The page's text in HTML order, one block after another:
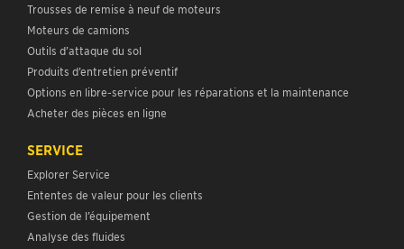
Trousses de remise à neuf de moteurs
Moteurs de camions
Outils d’attaque du sol
Produits d’entretien préventif
Options en libre-service pour les réparations et la maintenance
Acheter des pièces en ligne
SERVICE
Explorer Service
Ententes de valeur pour les clients
Gestion de l’équipement
Analyse des fluides